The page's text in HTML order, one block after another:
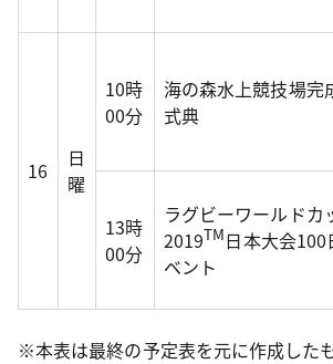
16
日
曜
10時
00分
海の森水上競技場完
式典
13時
00分
ラグビーワールドカ
2019TM日本大会100
ベント
※本表は最終の予定表を元に作成した